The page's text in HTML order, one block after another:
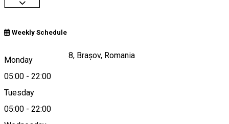
Weekly Schedule
Monday
05:00 - 22:00
Tuesday
05:00 - 22:00
Bulevardul Eroilor 8, Brașov, Romania
Map